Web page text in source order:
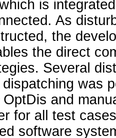
is
As
the
the direct
Several
was
and
for all test
software